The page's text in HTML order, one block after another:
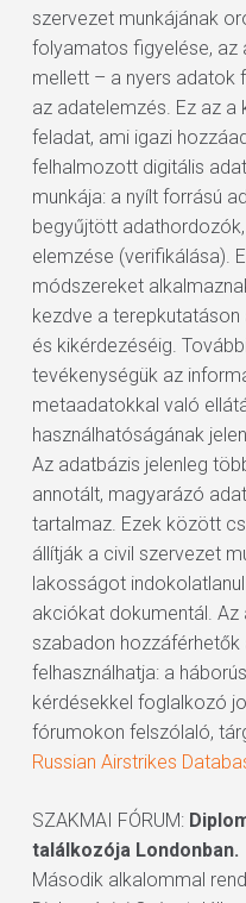
szervezet munkájának
folyamatos figyelése, az
mellett – a nyers adatok
az adatelemzés. Ez az
feladat, ami igazi
felhalmozott digitális
munkája: a nyílt forrású
begyűjtött
elemzése (verifikálása).
módszereket
kezdve a
és kikérdezéséig.
tevékenységük az
metaadatokkal való
használhatóságának
Az adatbázis jelenleg
annotált, magyarázó
tartalmaz. Ezek között
állítják a civil szervezet
lakosságot
akciókat dokumentál.
szabadon
felhasználhatja: a
kérdésekkel foglalkozó
fórumokon felszólaló,
Russian Airstrikes
SZAKMAI FÓRUM:
találkozója Londonban.
Második alkalommal